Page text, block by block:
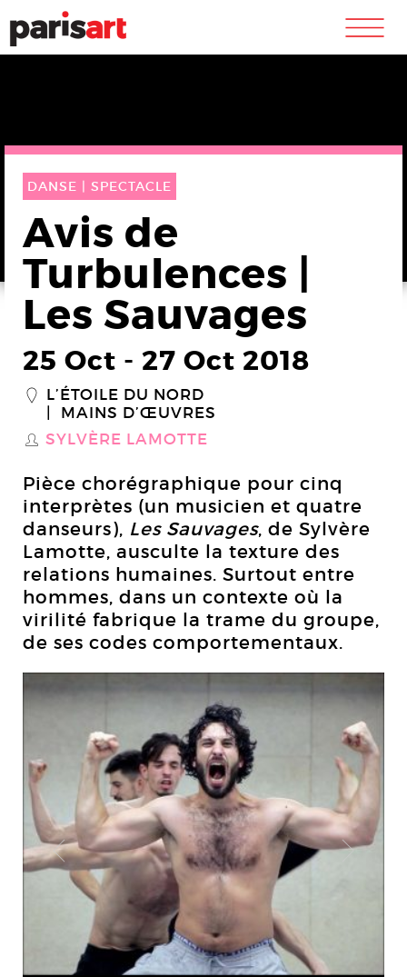
m
DANSE | SPECTACLE
Avis de
Turbulences |
Les Sauvages
25 Oct - 27 Oct 2018
_ L’ÉTOILE DU NORD
MAINS D’ŒUVRES
S SYLVÈRE LAMOTTE
Pièce chorégraphique pour cinq
interprètes (un musicien et quatre
danseurs), Les Sauvages, de Sylvère
Lamotte, ausculte la texture des
relations humaines. Surtout entre
hommes, dans un contexte où la
virilité fabrique la trame du groupe,
de ses codes comportementaux.